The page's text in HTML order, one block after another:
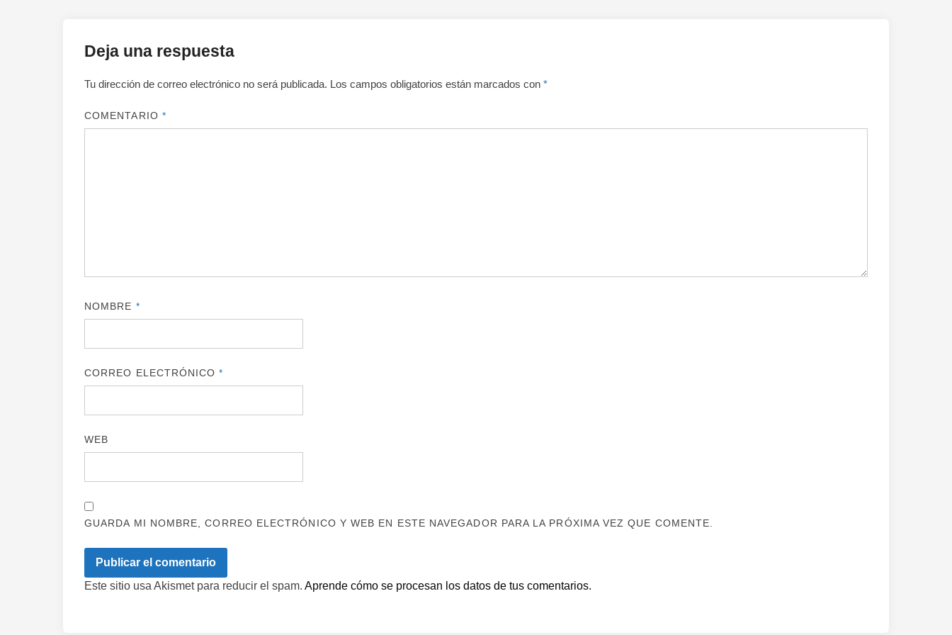
Deja una respuesta
Tu dirección de correo electrónico no será publicada. Los campos obligatorios están marcados con *
COMENTARIO *
NOMBRE *
CORREO ELECTRÓNICO*
WEB
GUARDA MI NOMBRE, CORREO ELECTRÓNICO Y WEB EN ESTE NAVEGADOR PARA LA PRÓXIMA VEZ QUE COMENTE.
Este sitio usa Akismet para reducir el spam. Aprende cómo se procesan los datos de tus comentarios.